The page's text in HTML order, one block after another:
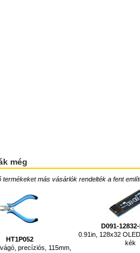
még
termékeket más vásárlók rendelték a fent
HT1P052
precíziós, 115mm,
D091-
0.91in, 128x32
kék